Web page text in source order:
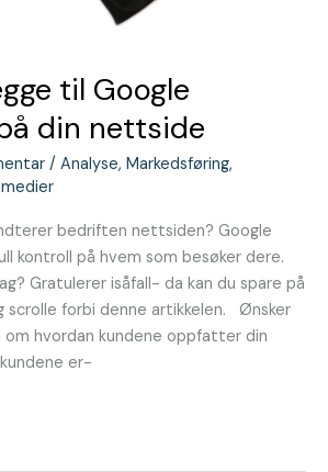
til Google
din nettside
/ Analyse, Markedsføring,
bedriften nettsiden? Google
kontroll på hvem som besøker dere.
Gratulerer isåfall- da kan du spare på
scrolle forbi denne artikkelen. Ønsker
om hvordan kundene oppfatter din
er-